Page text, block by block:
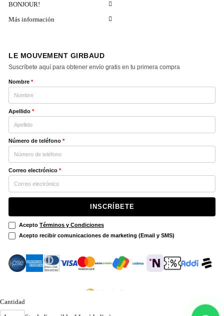
Cantidad
BONJOUR!
Más información
LE MOUVEMENT GIRBAUD
Suscríbete aquí para obtener envío gratis en tu primera compra
Nombre *
Apellido *
Número de teléfono *
Correo electrónico *
INSCRÍBETE
Acepto Términos y Condiciones
Acepto recibir comunicaciones de marketing (Email y SMS)